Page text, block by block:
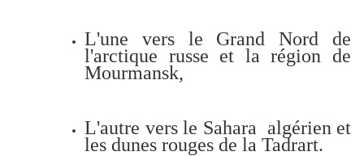
L'une vers le Grand Nord de
l'arctique russe et la région de
Mourmansk,
L'autre vers le Sahara algérien et
les dunes rouges de la Tadrart.